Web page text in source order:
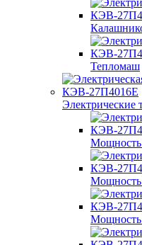
Тепломаш
Электрические